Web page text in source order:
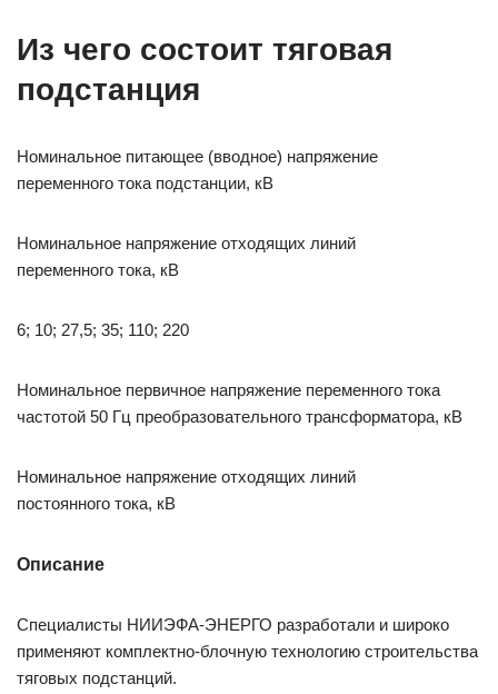
Из чего состоит тяговая
подстанция
Номинальное питающее (вводное) напряжение
переменного тока подстанции, кВ
Номинальное напряжение отходящих линий
переменного тока, кВ
6; 10; 27,5; 35; 110; 220
Номинальное первичное напряжение переменного тока
частотой 50 Гц преобразовательного трансформатора, кВ
Номинальное напряжение отходящих линий
постоянного тока, кВ
Описание
Специалисты НИИЭФА-ЭНЕРГО разработали и широко
применяют комплектно-блочную технологию строительства
тяговых подстанций.